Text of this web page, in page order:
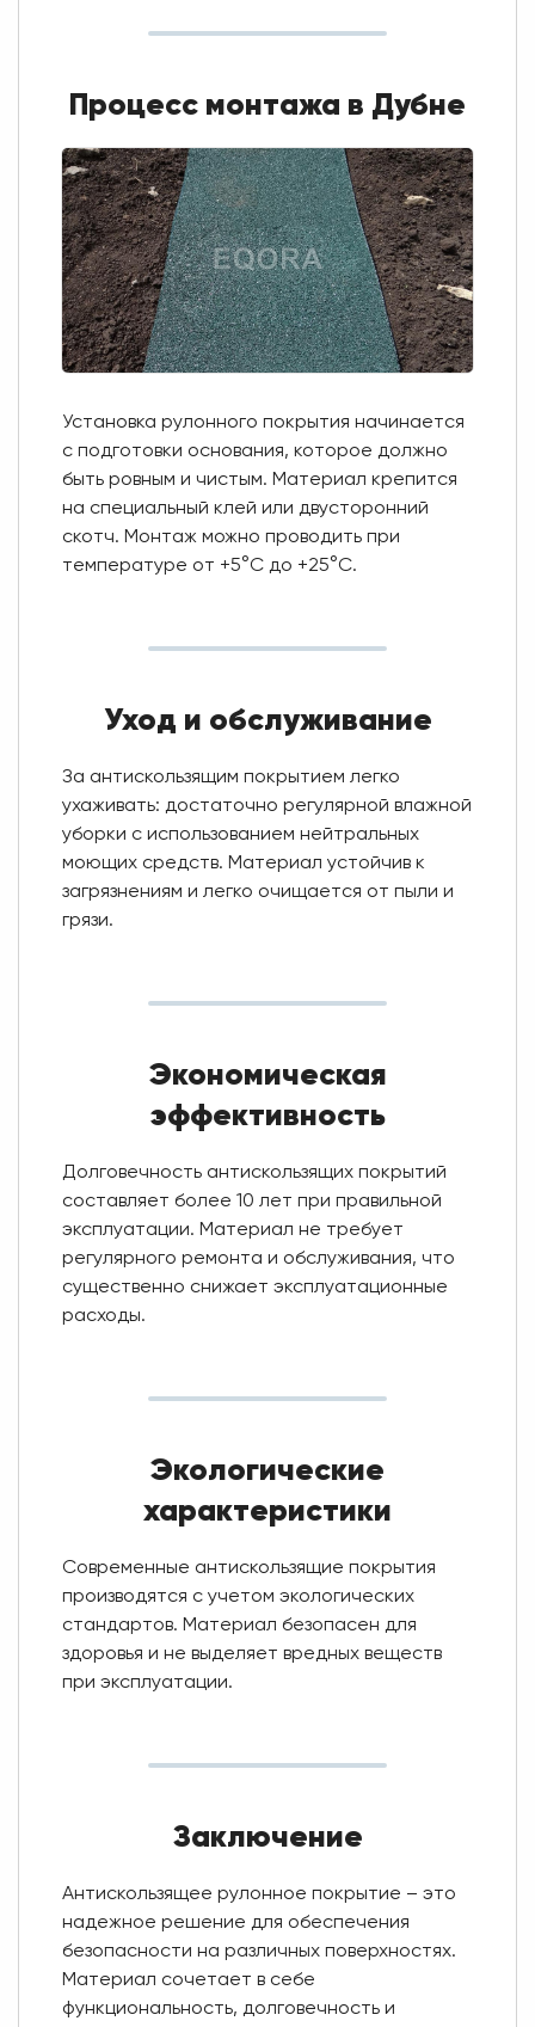
Процесс монтажа в Дубне
Установка рулонного покрытия начинается
с подготовки основания, которое должно
быть ровным и чистым. Материал крепится
на специальный клей или двусторонний
скотч. Монтаж можно проводить при
температуре от +5°C до +25°C.
Уход и обслуживание
За антискользящим покрытием легко
ухаживать: достаточно регулярной влажной
уборки с использованием нейтральных
моющих средств. Материал устойчив к
загрязнениям и легко очищается от пыли и
грязи.
Экономическая
эффективность
Долговечность антискользящих покрытий
составляет более 10 лет при правильной
эксплуатации. Материал не требует
регулярного ремонта и обслуживания, что
существенно снижает эксплуатационные
расходы.
Экологические
характеристики
Современные антискользящие покрытия
производятся с учетом экологических
стандартов. Материал безопасен для
здоровья и не выделяет вредных веществ
при эксплуатации.
Заключение
Антискользящее рулонное покрытие – это
надежное решение для обеспечения
безопасности на различных поверхностях.
Материал сочетает в себе
функциональность, долговечность и